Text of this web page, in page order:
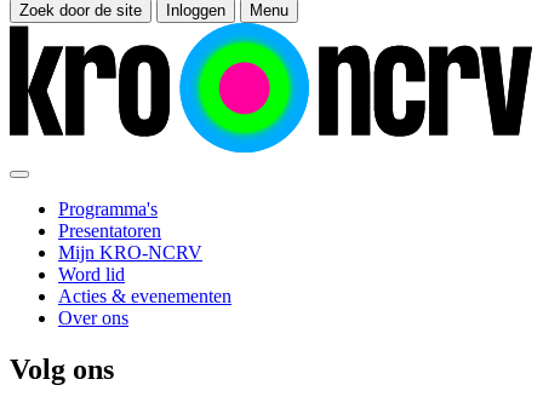
Zoek door de site Inloggen Menu
Programma's
Presentatoren
Mijn KRO-NCRV
Word lid
Acties & evenementen
Over ons
Volg ons